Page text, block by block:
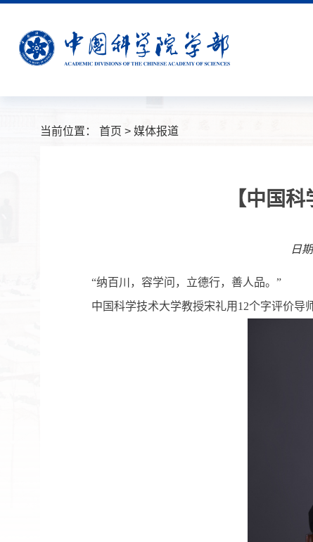
当前位置： 首页 > 媒体报道
【中国
日
“纳百川，容学问，立德行，善人品。”
中国科学技术大学教授宋礼用12个字评价导